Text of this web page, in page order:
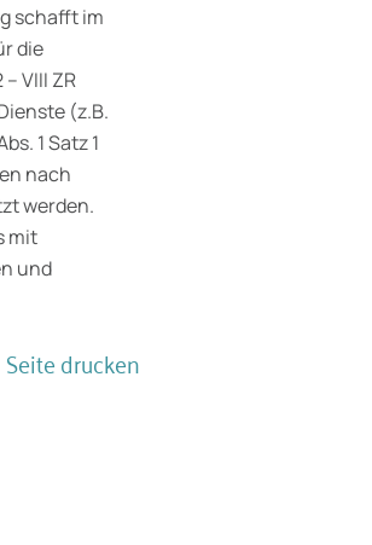
schafft im
die
VIII ZR
(z.B.
1 Satz 1
nach
werden.
mit
und
Seite drucken